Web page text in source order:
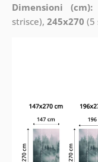
Dimensioni (cm):
strisce), 245x270 (5